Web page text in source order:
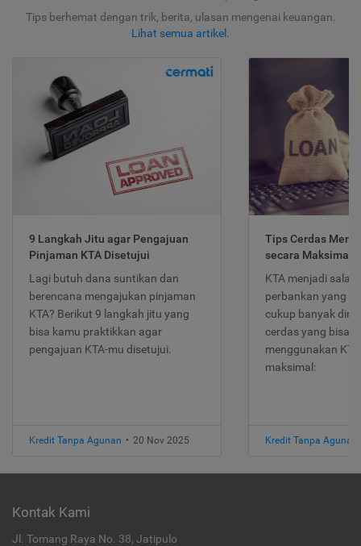
Tips berhemat dengan trik, berita, ulasan mengenai keuangan.
Lihat semua artikel .
9 Langkah Jitu agar Pengajuan
Pinjaman KTA Disetujui
Lagi butuh dana suntikan dan
berencana mengajukan pinjaman
KTA? Berikut 9 langkah jitu yang
bisa kamu praktikkan agar
pengajuan KTA-mu disetujui.
Kredit Tanpa Agunan • 20 Nov 2025
Tips Cerdas
secara Maksimal
KTA menjadi
perbankan yang
cukup banyak
cerdas yang bisa
menggunakan
maksimal:
Kredit Tanpa Agunan
Kontak Kami
Jl. Tomang Raya No. 38, Jatipulo